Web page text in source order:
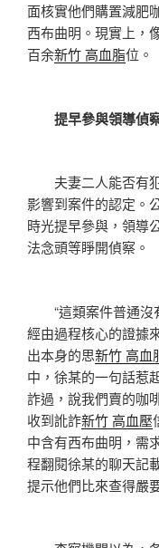
面核實他們購置減肥
西布曲明。現實上，
百余新竹 高血脂位。
提早參與領導偵察
夫妻二人能否有
影響到案件的認定。
時光提早參與，領導
法念頭等睜開偵察。
“這類案件普通沒
經由過程核心的證據
出本身的思新竹 高血
中，徐某的一句話惹
詐過，說我們賣的咖
收到訛詐新竹 高血壓
中含有西布曲明，需
程翻閱徐某的聊天記
提示他們比來查得嚴